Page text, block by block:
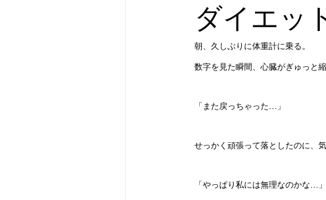
ダイエッ
朝、久しぶりに体重計に乗る。
数字を見た瞬間、心臓がぎゅっと縮
「また戻っちゃった…」
せっかく頑張って落としたのに、
「やっぱり私には無理なのかな…」